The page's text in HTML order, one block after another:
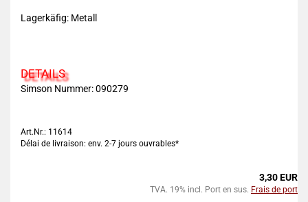
Lagerkäfig: Metall
DETAILS
Simson Nummer:090279
Art.Nr.: 11614
Délai de livraison: env. 2-7 jours ouvrables*
3,30 EUR
TVA. 19% incl. Port en sus. Frais de port